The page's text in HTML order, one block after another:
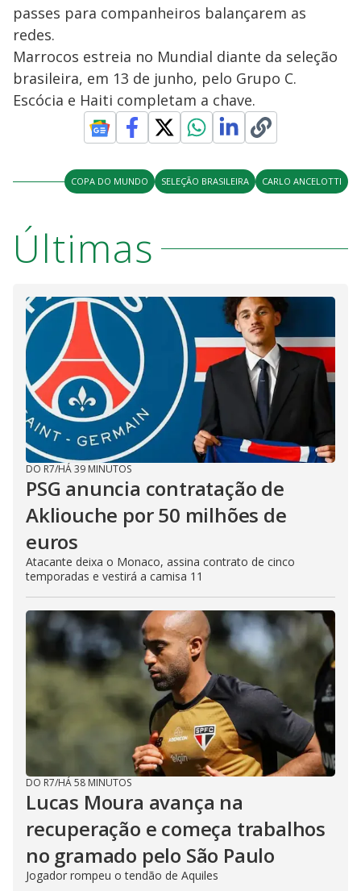
passes para companheiros balançarem as
redes.
Marrocos estreia no Mundial diante da seleção
brasileira, em 13 de junho, pelo Grupo C.
Escócia e Haiti completam a chave.
COPA DO MUNDO SELEÇÃO BRASILEIRA CARLO ANCELOTTI
Últimas
DO R7/HÁ 39 MINUTOS
PSG anuncia contratação de
Akliouche por 50 milhões de
euros
Atacante deixa o Monaco, assina contrato de cinco
temporadas e vestirá a camisa 11
DO R7/HÁ 58 MINUTOS
Lucas Moura avança na
recuperação e começa trabalhos
no gramado pelo São Paulo
Jogador rompeu o tendão de Aquiles